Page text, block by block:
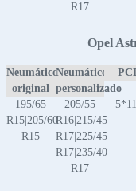
R17
Opel
Neumático
original
Neumático
personalizado
195/65
R15|205/60
R15
205/55
R16|215/45
R17|225/45
R17|235/40
R17